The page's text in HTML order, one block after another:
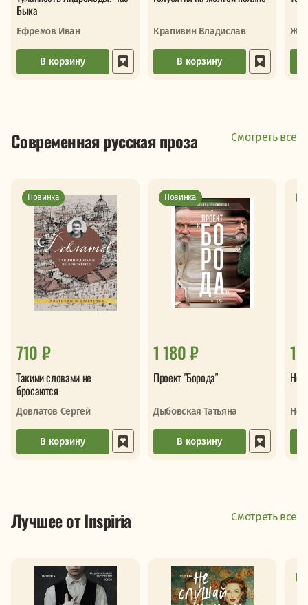
Быка
Ефремов Иван
В корзину
Крапивин Владислав
В корзину
Современная русская проза Смотреть все
Новинка
710 ₽
Такими словами не
бросаются
Довлатов Сергей
В корзину
Новинка
1 180 ₽
Проект "Борода"
Дыбовская Татьяна
В корзину
1
Лучшее от Inspiria Смотреть все